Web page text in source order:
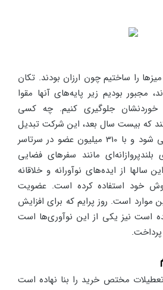
را ساختیم چون ارزان بودند. تکان
مجبور بودیم زیر پایه‌های آنها مقوا
خوردنشان جلوگیری کنیم. چه کسی
که بیست سال بعد، این شرکت تبدیل
به غول سایتهای اینترنتی شود و با 310 میلیون عضو در سرتاسر
مانند سفرهای فضایی
سالها از ایده‌های نوآورانه و خلاقانه
خود استفاده کرده است. عضویت
موارد است. روز پرایم که برای افزایش
است نیز یکی از این نوآوری‌ها است
مختص خرید را بنا نهاده است